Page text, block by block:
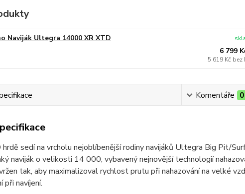
Naviják Ultegra 14000 XR XTD
6 799
5 619 Kč bez
Komentáře 0
sedí na vrcholu nejoblíbenější rodiny navijáků Ultegra Big Pit/
naviják o velikosti 14 000, vybavený nejnovější technologií
tak, aby maximalizoval rychlost prutu při nahazování na velké
při navíjení.